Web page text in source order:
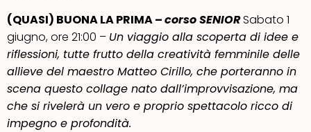
(QUASI) BUONA LA PRIMA –corso SENIORSabato 1
giugno, ore 21:00 – Un viaggio alla scoperta di idee e
riflessioni, tutte frutto della creatività femminile delle
allieve del maestro Matteo Cirillo, che porteranno in
scena questo collage nato dall’improvvisazione, ma
che si rivelerà un vero e proprio spettacolo ricco di
impegno e profondità.